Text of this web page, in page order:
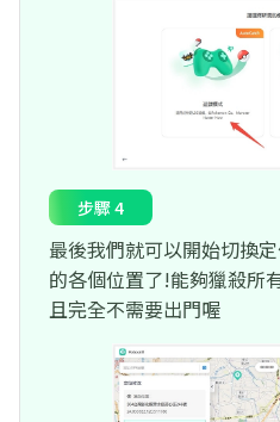
步驟 4
最後我們就可以開始切換
的各個位置了!能夠獵殺所
且完全不需要出門喔